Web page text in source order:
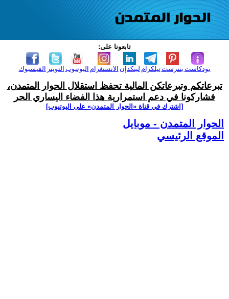
تابعونا على:
الفيسبوك التويتر اليوتيوب الانستغرام لينكدإن تيلكرامبنترست بودكاست
تبرعاتكم وتبرعاتكن المالية تحفظ استقلال الحوار المتمدن،
فشاركونا في دعم استمرارية هذا الفضاء اليساري الحر
[اشترك في قناة ‫«الحوار المتمدن» على اليوتيوب]
الحوار المتمدن - موبايل
الموقع الرئيسي